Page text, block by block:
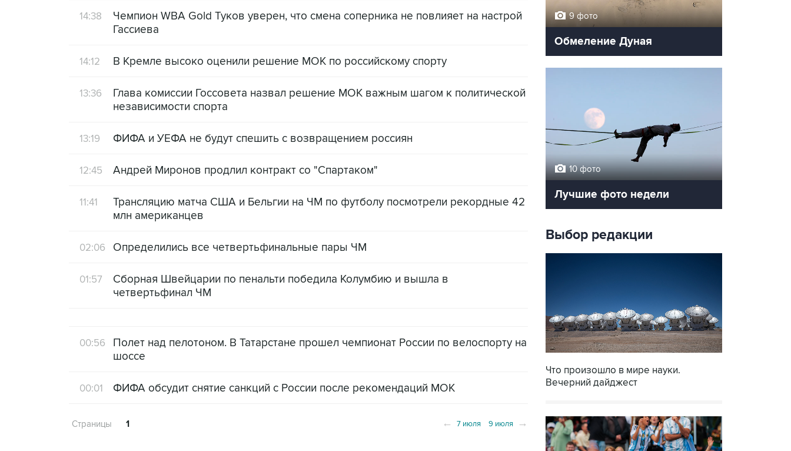
14:38
Чемпион WBA Gold Туков уверен, что смена соперника не повлияет на настрой
Гассиева
14:12 В Кремле высоко оценили решение МОК по российскому спорту
13:36
Глава комиссии Госсовета назвал решение МОК важным шагом к политической
независимости спорта
13:19 ФИФА и УЕФА не будут спешить с возвращением россиян
12:45 Андрей Миронов продлил контракт со "Спартаком"
11:41
Трансляцию матча США и Бельгии на ЧМ по футболу посмотрели рекордные 42
млн американцев
02:06 Определились все четвертьфинальные пары ЧМ
01:57
Сборная Швейцарии по пенальти победила Колумбию и вышла в
четвертьфинал ЧМ
00:56
Полет над пелотоном. В Татарстане прошел чемпионат России по велоспорту на
шоссе
00:01 ФИФА обсудит снятие санкций с России после рекомендаций МОК
Страницы 1 ← 7 июля 9 июля →
9 фото
Обмеление Дуная
10 фото
Лучшие фото недели
Выбор редакции
Что произошло в мире науки.
Вечерний дайджест